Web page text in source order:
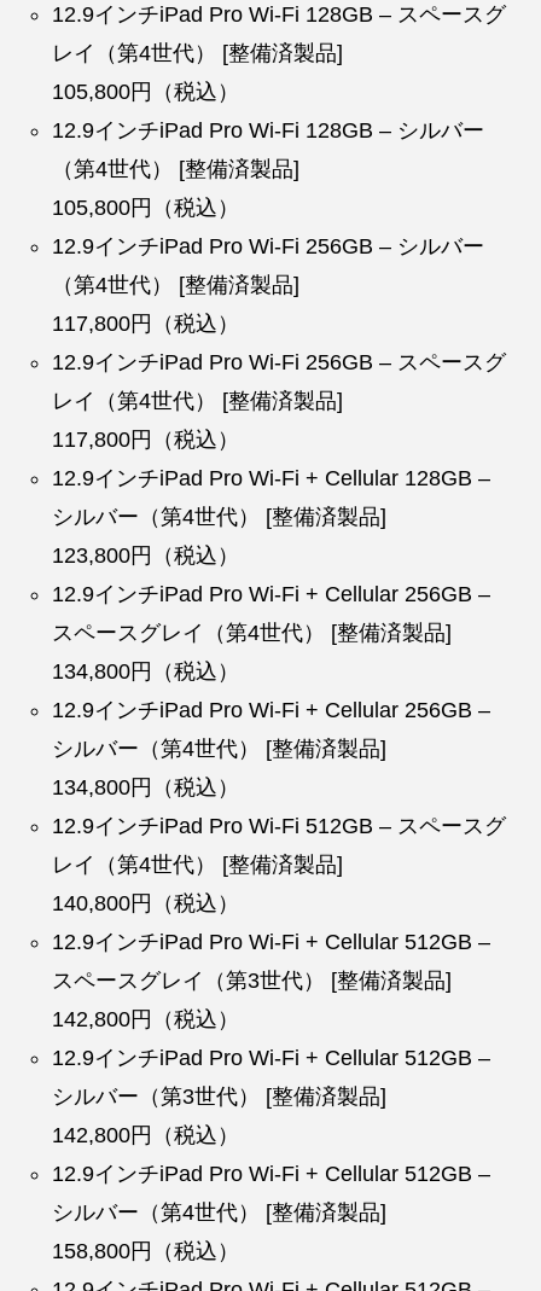
12.9インチiPad Pro Wi-Fi 128GB – スペースグ
レイ（第4世代） [整備済製品]
105,800円（税込）
12.9インチiPad Pro Wi-Fi 128GB – シルバー
（第4世代） [整備済製品]
105,800円（税込）
12.9インチiPad Pro Wi-Fi 256GB – シルバー
（第4世代） [整備済製品]
117,800円（税込）
12.9インチiPad Pro Wi-Fi 256GB – スペースグ
レイ（第4世代） [整備済製品]
117,800円（税込）
12.9インチiPad Pro Wi-Fi + Cellular 128GB –
シルバー（第4世代） [整備済製品]
123,800円（税込）
12.9インチiPad Pro Wi-Fi + Cellular 256GB –
スペースグレイ（第4世代） [整備済製品]
134,800円（税込）
12.9インチiPad Pro Wi-Fi + Cellular 256GB –
シルバー（第4世代） [整備済製品]
134,800円（税込）
12.9インチiPad Pro Wi-Fi 512GB – スペースグ
レイ（第4世代） [整備済製品]
140,800円（税込）
12.9インチiPad Pro Wi-Fi + Cellular 512GB –
スペースグレイ（第3世代） [整備済製品]
142,800円（税込）
12.9インチiPad Pro Wi-Fi + Cellular 512GB –
シルバー（第3世代） [整備済製品]
142,800円（税込）
12.9インチiPad Pro Wi-Fi + Cellular 512GB –
シルバー（第4世代） [整備済製品]
158,800円（税込）